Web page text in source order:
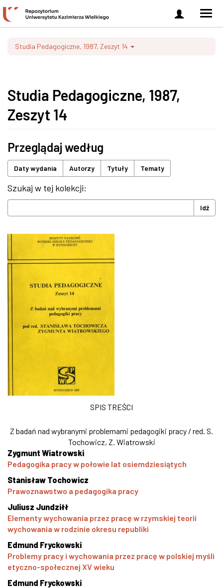
Zaloguj
się
Studia Pedagogiczne, 1987, Zeszyt 14
Studia Pedagogiczne, 1987,
Zeszyt 14
Przeglądaj według
Daty wydania Autorzy Tytuły Tematy
Szukaj w tej kolekcji:
Idź
SPIS TREŚCI
Z badań nad wybranymi problemami pedagogiki pracy / red. S.
Tochowicz, Z. Wiatrowski
Zygmunt Wiatrowski
Pedagogika pracy w połowie lat osiemdziesiątych
Stanisław Tochowicz
Prawoznawstwo a pedagogika pracy
Juliusz Jundziłł
Elementy wychowania przez pracę w rzymskiej teorii
wychowania w rodzinie okresu republiki
Edmund Fryckowski
Problemy pracy i wychowania przez pracę w polskiej myśli
etyczno-społecznej XV wieku
Edmund Fryckowski